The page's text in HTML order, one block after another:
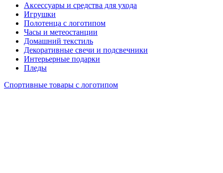
Аксессуары и средства для ухода
Игрушки
Полотенца с логотипом
Часы и метеостанции
Домашний текстиль
Декоративные свечи и подсвечники
Интерьерные подарки
Пледы
Спортивные товары с логотипом